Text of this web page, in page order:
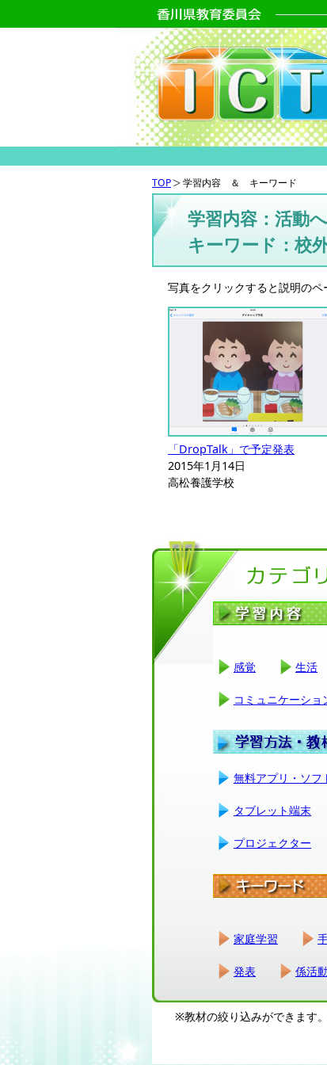
TOP 学習内容 ＆ キーワード
学習内容：活動
キーワード：校
写真をクリックすると説明の
「DropTalk」で予定発表
2015年1月14日
高松養護学校
感覚
生活
コミュニケーショ
無料アプリ・ソフ
タブレット端末
プロジェクター
家庭学習
発表 係活動
※教材の絞り込みができます